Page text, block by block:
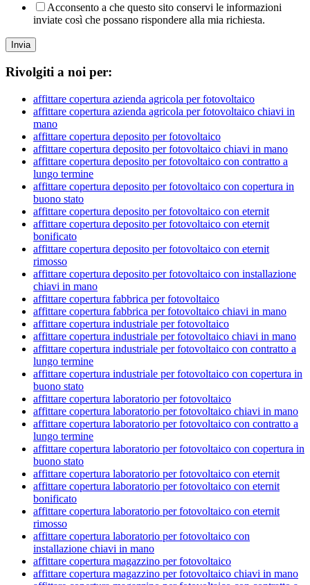
Acconsento a che questo sito conservi le informazioni
inviate così che possano rispondere alla mia richiesta.
Invia
Rivolgiti a noi per:
affittare copertura azienda agricola per fotovoltaico
affittare copertura azienda agricola per fotovoltaico chiavi in
mano
affittare copertura deposito per fotovoltaico
affittare copertura deposito per fotovoltaico chiavi in mano
affittare copertura deposito per fotovoltaico con contratto a
lungo termine
affittare copertura deposito per fotovoltaico con copertura in
buono stato
affittare copertura deposito per fotovoltaico con eternit
affittare copertura deposito per fotovoltaico con eternit
bonificato
affittare copertura deposito per fotovoltaico con eternit
rimosso
affittare copertura deposito per fotovoltaico con installazione
chiavi in mano
affittare copertura fabbrica per fotovoltaico
affittare copertura fabbrica per fotovoltaico chiavi in mano
affittare copertura industriale per fotovoltaico
affittare copertura industriale per fotovoltaico chiavi in mano
affittare copertura industriale per fotovoltaico con contratto a
lungo termine
affittare copertura industriale per fotovoltaico con copertura in
buono stato
affittare copertura laboratorio per fotovoltaico
affittare copertura laboratorio per fotovoltaico chiavi in mano
affittare copertura laboratorio per fotovoltaico con contratto a
lungo termine
affittare copertura laboratorio per fotovoltaico con copertura in
buono stato
affittare copertura laboratorio per fotovoltaico con eternit
affittare copertura laboratorio per fotovoltaico con eternit
bonificato
affittare copertura laboratorio per fotovoltaico con eternit
rimosso
affittare copertura laboratorio per fotovoltaico con
installazione chiavi in mano
affittare copertura magazzino per fotovoltaico
affittare copertura magazzino per fotovoltaico chiavi in mano